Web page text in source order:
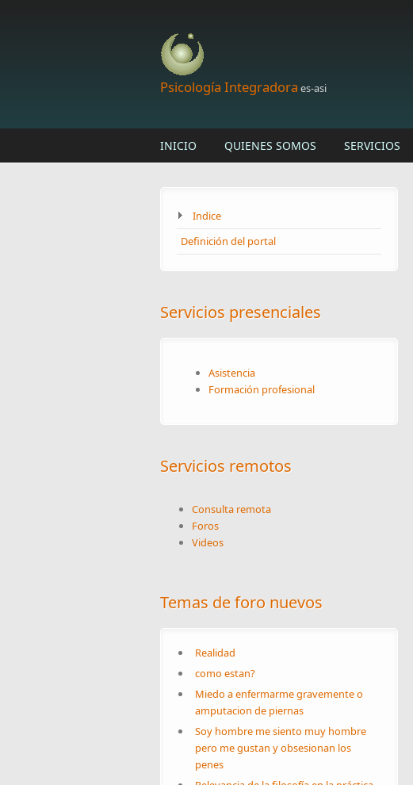
Psicología Integradora es-asi
INICIO QUIENES SOMOS SERVICIOS
Indice
Definición del portal
Servicios presenciales
Asistencia
Formación profesional
Servicios remotos
Consulta remota
Foros
Videos
Temas de foro nuevos
Realidad
como estan?
Miedo a enfermarme gravemente o
amputacion de piernas
Soy hombre me siento muy hombre
pero me gustan y obsesionan los
penes